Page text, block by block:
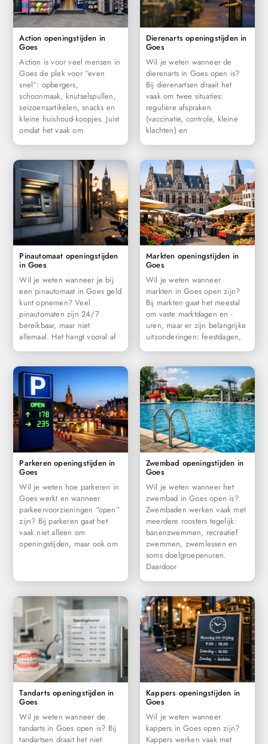
Action openingstijden in
Goes
Action is voor veel mensen in
Goes de plek voor “even
snel”: opbergers,
schoonmaak, knutselspullen,
seizoensartikelen, snacks en
kleine huishoud-koopjes. Juist
omdat het vaak om
Dierenarts openingstijden in
Goes
Wil je weten wanneer de
dierenarts in Goes open is?
Bij dierenartsen draait het
vaak om twee situaties:
reguliere afspraken
(vaccinatie, controle, kleine
klachten) en
Pinautomaat openingstijden
in Goes
Wil je weten wanneer je bij
een pinautomaat in Goes geld
kunt opnemen? Veel
pinautomaten zijn 24/7
bereikbaar, maar niet
allemaal. Het hangt vooral af
Markten openingstijden in
Goes
Wil je weten wanneer
markten in Goes open zijn?
Bij markten gaat het meestal
om vaste marktdagen en -
uren, maar er zijn belangrijke
uitzonderingen: feestdagen,
Parkeren openingstijden in
Goes
Wil je weten hoe parkeren in
Goes werkt en wanneer
parkeervoorzieningen “open”
zijn? Bij parkeren gaat het
vaak niet alleen om
openingstijden, maar ook om
Zwembad openingstijden in
Goes
Wil je weten wanneer het
zwembad in Goes open is?
Zwembaden werken vaak met
meerdere roosters tegelijk:
banenzwemmen, recreatief
zwemmen, zwemlessen en
soms doelgroepenuren.
Daardoor
Tandarts openingstijden in
Goes
Wil je weten wanneer de
tandarts in Goes open is? Bij
tandartsen draait het niet
Kappers openingstijden in
Goes
Wil je weten wanneer
kappers in Goes open zijn?
Kappers werken vaak met